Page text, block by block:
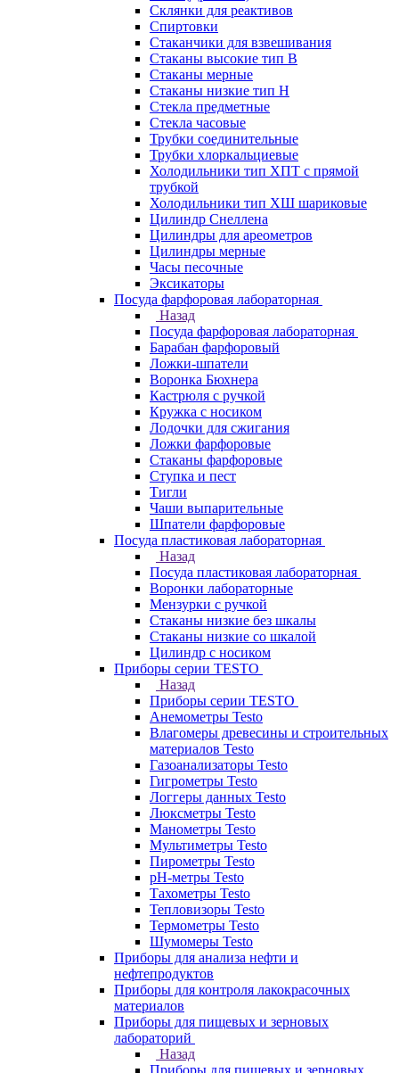
Склянки для реактивов
Спиртовки
Стаканчики для взвешивания
Стаканы высокие тип В
Стаканы мерные
Стаканы низкие тип Н
Стекла предметные
Стекла часовые
Трубки соединительные
Трубки хлоркальциевые
Холодильники тип ХПТ с прямой
трубкой
Холодильники тип ХШ шариковые
Цилиндр Снеллена
Цилиндры для ареометров
Цилиндры мерные
Часы песочные
Эксикаторы
Посуда фарфоровая лабораторная
Назад
Посуда фарфоровая лабораторная
Барабан фарфоровый
Ложки-шпатели
Воронка Бюхнера
Кастрюля с ручкой
Кружка с носиком
Лодочки для сжигания
Ложки фарфоровые
Стаканы фарфоровые
Ступка и пест
Тигли
Чаши выпарительные
Шпатели фарфоровые
Посуда пластиковая лабораторная
Назад
Посуда пластиковая лабораторная
Воронки лабораторные
Мензурки с ручкой
Стаканы низкие без шкалы
Стаканы низкие со шкалой
Цилиндр с носиком
Приборы серии TESTO
Назад
Приборы серии TESTO
Анемометры Testo
Влагомеры древесины и строительных
материалов Testo
Газоанализаторы Testo
Гигрометры Testo
Логгеры данных Testo
Люксметры Testo
Манометры Testo
Мультиметры Testo
Пирометры Testo
pH-метры Testo
Тахометры Testo
Тепловизоры Testo
Термометры Testo
Шумомеры Testo
Приборы для анализа нефти и
нефтепродуктов
Приборы для контроля лакокрасочных
материалов
Приборы для пищевых и зерновых
лабораторий
Назад
Приборы для пищевых и зерновых